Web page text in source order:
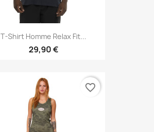
T-Shirt Homme Relax Fit...
29,90 €
favorite_border